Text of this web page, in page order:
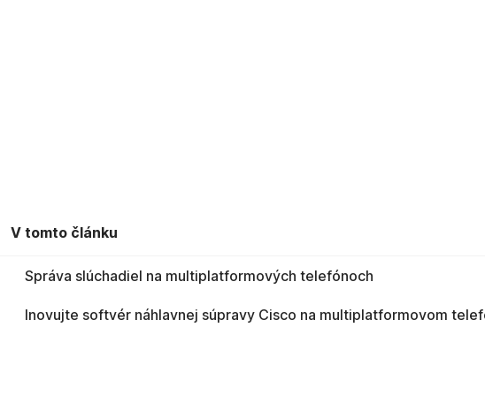
V tomto článku
Správa slúchadiel na multiplatformových telefónoch
Inovujte softvér náhlavnej súpravy Cisco na multiplatformovom